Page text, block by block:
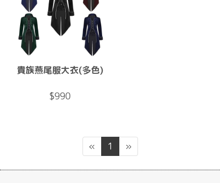
貴族燕尾服大衣(多色)
$990
« 1 »